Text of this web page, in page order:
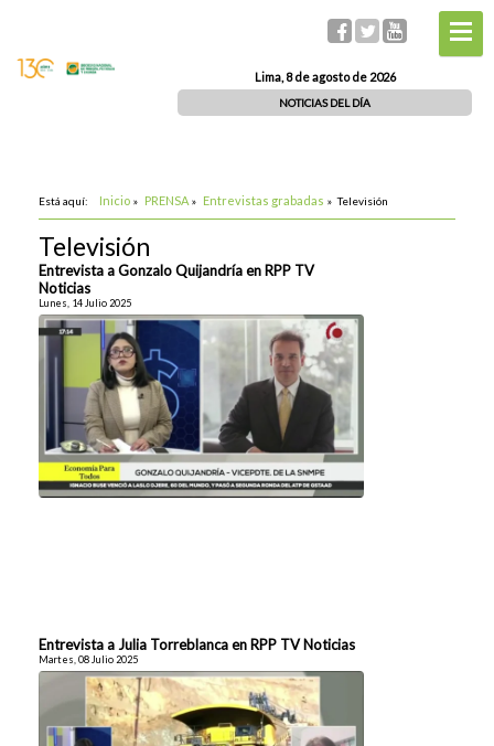
Lima, 8 de agosto de 2026
NOTICIAS DEL DÍA
Está aquí: Inicio » PRENSA » Entrevistas grabadas » Televisión
Televisión
Entrevista a Gonzalo Quijandría en RPP TV
Noticias
Lunes, 14 Julio 2025
Entrevista a Julia Torreblanca en RPP TV Noticias
Martes, 08 Julio 2025